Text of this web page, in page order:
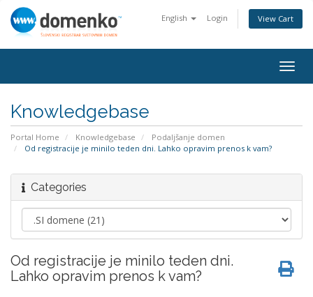
English Login View Cart
Knowledgebase
Portal Home Knowledgebase
Podaljšanje domen
Od registracije je minilo teden dni. Lahko opravim prenos k vam?
Categories
Od registracije je minilo teden dni.
Lahko opravim prenos k vam?